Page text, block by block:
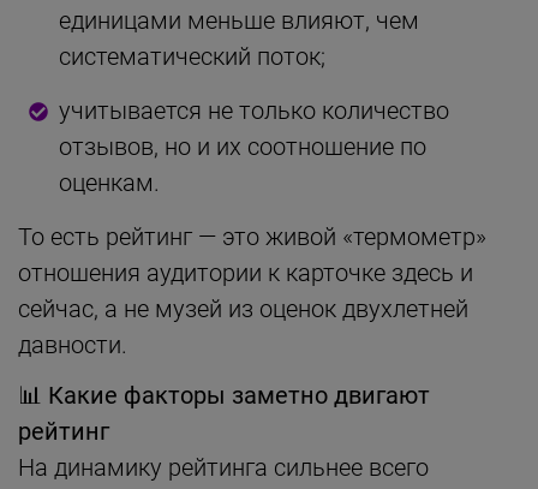
единицами меньше влияют, чем
систематический поток;
учитывается не только количество
отзывов, но и их соотношение по
оценкам.
То есть рейтинг — это живой «термометр»
отношения аудитории к карточке здесь и
сейчас, а не музей из оценок двухлетней
давности.
📊 Какие факторы заметно двигают
рейтинг
На динамику рейтинга сильнее всего